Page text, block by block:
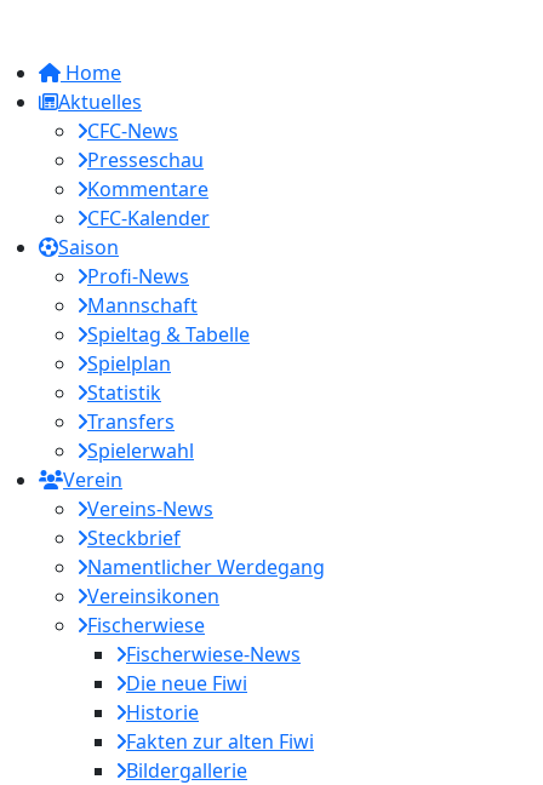
Home
Aktuelles
CFC-News
Presseschau
Kommentare
CFC-Kalender
Saison
Profi-News
Mannschaft
Spieltag & Tabelle
Spielplan
Statistik
Transfers
Spielerwahl
Verein
Vereins-News
Steckbrief
Namentlicher Werdegang
Vereinsikonen
Fischerwiese
Fischerwiese-News
Die neue Fiwi
Historie
Fakten zur alten Fiwi
Bildergallerie